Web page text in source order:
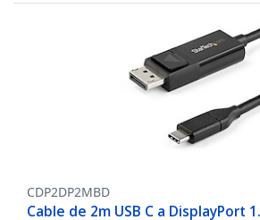
CDP2DP2MBD
Cable de 2m USB C a DisplayPort